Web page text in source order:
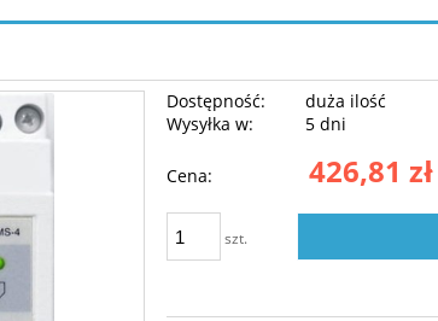
Dostępność:
duża ilość
Wysyłka w:
5 dni
Cena: 426,81 zł
szt.